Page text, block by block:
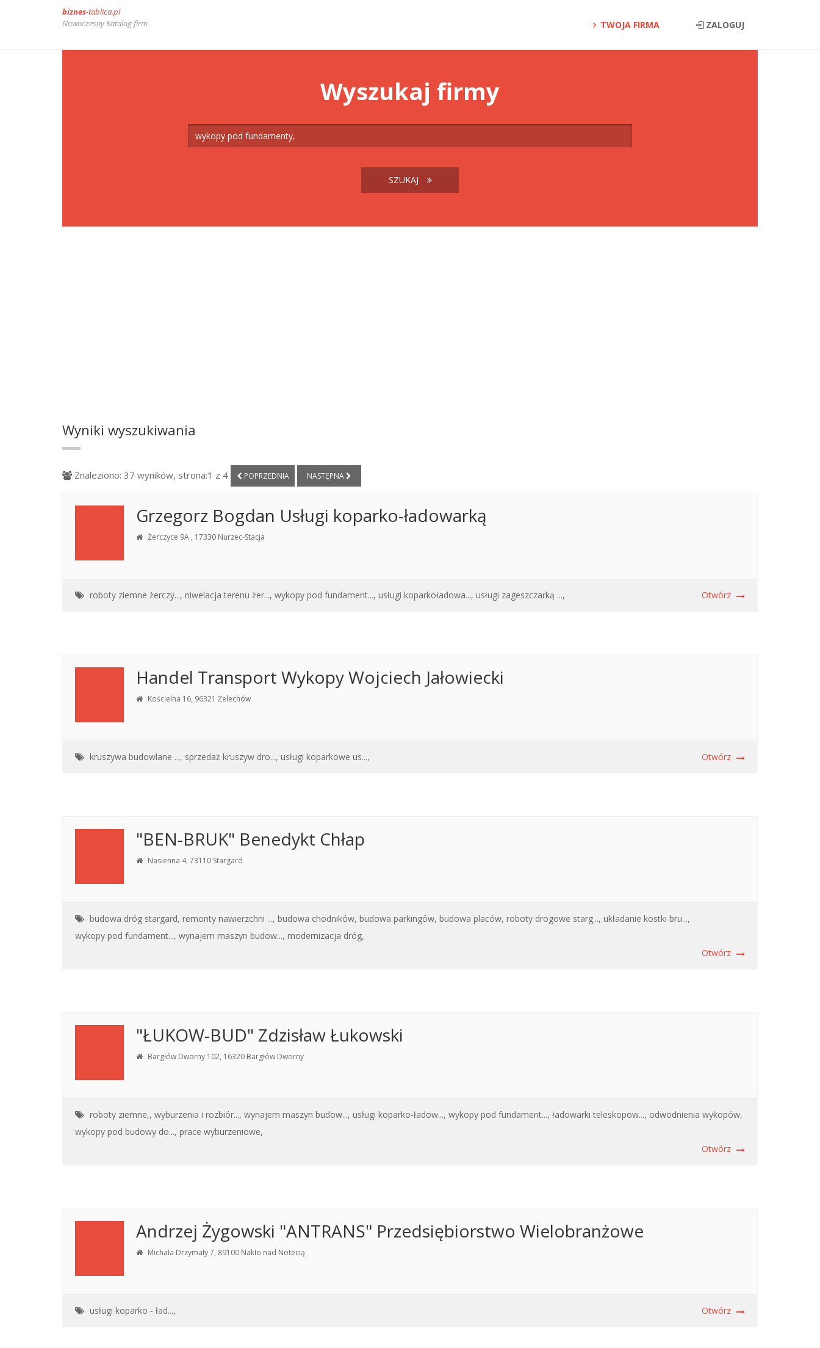
biznes-tablica.pl
Nowoczesny Katalog firm
TWOJA FIRMA ZALOGUJ
Wyszukaj firmy
SZUKAJ
Wyniki wyszukiwania
Znaleziono: 37 wyników, strona:1 z 4 POPRZEDNIA NASTĘPNA
Grzegorz Bogdan Usługi koparko-ładowarką
Żerczyce 9A , 17330 Nurzec-Stacja
roboty ziemne żerczy..., niwelacja terenu żer..., wykopy pod fundament..., usługi koparkoładowa..., usługi zageszczarką ..., Otwórz
Handel Transport Wykopy Wojciech Jałowiecki
Kościelna 16, 96321 Żelechów
kruszywa budowlane ..., sprzedaż kruszyw dro..., usługi koparkowe us..., Otwórz
"BEN-BRUK" Benedykt Chłap
Nasienna 4, 73110 Stargard
budowa dróg stargard, remonty nawierzchni ..., budowa chodników, budowa parkingów, budowa placów, roboty drogowe starg..., układanie kostki bru...,
wykopy pod fundament..., wynajem maszyn budow..., modernizacja dróg,
Otwórz
"ŁUKOW-BUD" Zdzisław Łukowski
Bargłów Dworny 102, 16320 Bargłów Dworny
roboty ziemne,, wyburzenia i rozbiór..., wynajem maszyn budow..., usługi koparko-ładow..., wykopy pod fundament..., ładowarki teleskopow..., odwodnienia wykopów,
wykopy pod budowy do..., prace wyburzeniowe,
Otwórz
Andrzej Żygowski "ANTRANS" Przedsiębiorstwo Wielobranżowe
Michała Drzymały 7, 89100 Nakło nad Notecią
usługi koparko - ład..., Otwórz